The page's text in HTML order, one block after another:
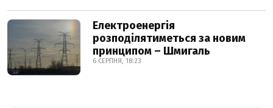
Електроенергія
розподілятиметься за новим
принципом – Шмигаль
6 СЕРПНЯ, 18:23